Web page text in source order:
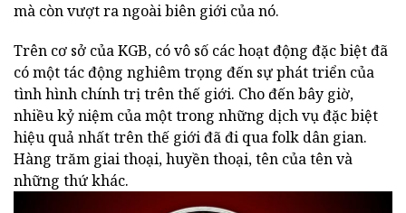
mà còn vượt ra ngoài biên giới của nó.
Trên cơ sở của KGB, có vô số các hoạt động đặc biệt đã
có một tác động nghiêm trọng đến sự phát triển của
tình hình chính trị trên thế giới. Cho đến bây giờ,
nhiều kỷ niệm của một trong những dịch vụ đặc biệt
hiệu quả nhất trên thế giới đã đi qua folk dân gian.
Hàng trăm giai thoại, huyền thoại, tên của tên và
những thứ khác.